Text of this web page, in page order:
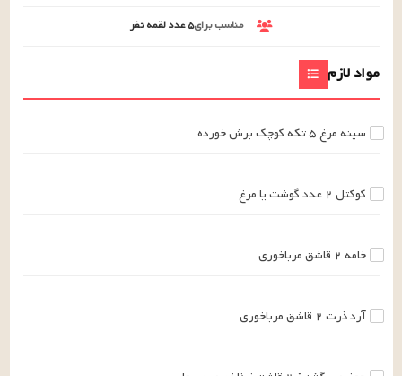
مناسب برای۵ عدد لقمه نفر
مواد لازم
سینه مرغ ۵تکهکوچک برش خورده
کوکتل ۲ عددگوشت یا مرغ
خامه ۲ قاشق مرباخوری
آرد ذرت ۲ قاشق مرباخوری